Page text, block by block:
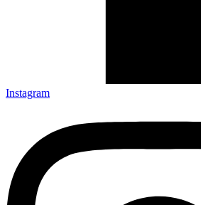
Instagram